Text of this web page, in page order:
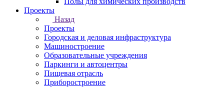
Проекты
Назад
Проекты
Городская и деловая инфраструктура
Машиностроение
Образовательные учреждения
Паркинги и автоцентры
Пищевая отрасль
Приборостроение